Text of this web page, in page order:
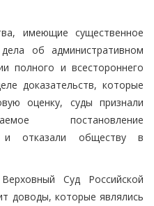
имеющие существенное
об административном
полного и всестороннего
доказательств, которые
оценку, суды признали
постановление
и отказали обществу в
Суд Российской
доводы, которые являлись